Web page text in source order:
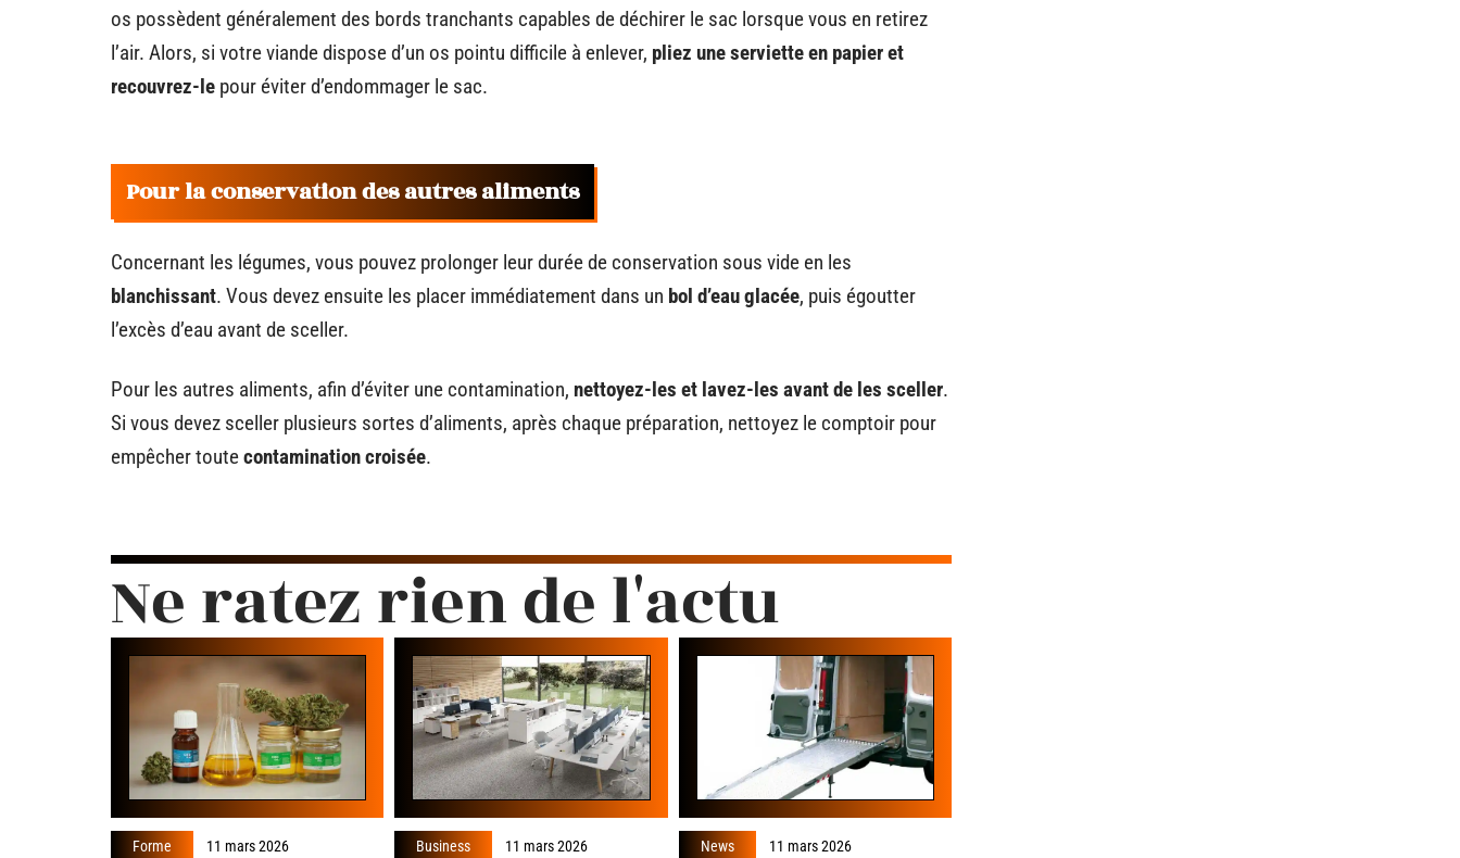
os possèdent généralement des bords tranchants capables de déchirer le sac lorsque vous en retirez
l’air. Alors, si votre viande dispose d’un os pointu difficile à enlever, pliez une serviette en papier et
recouvrez-le pour éviter d’endommager le sac.
Pour la conservation des autres aliments
Concernant les légumes, vous pouvez prolonger leur durée de conservation sous vide en les
blanchissant. Vous devez ensuite les placer immédiatement dans un bol d’eau glacée, puis égoutter
l’excès d’eau avant de sceller.
Pour les autres aliments, afin d’éviter une contamination, nettoyez-les et lavez-les avant de les sceller.
Si vous devez sceller plusieurs sortes d’aliments, après chaque préparation, nettoyez le comptoir pour
empêcher toutecontamination croisée.
Ne ratez rien de l'actu
Forme 11 mars 2026 Business 11 mars 2026 News 11 mars 2026